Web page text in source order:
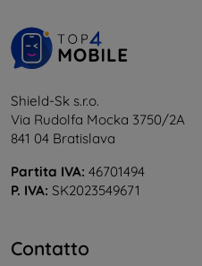
Shield-Sk s.r.o.
Via Rudolfa Mocka 3750/2A
841 04 Bratislava
Partita IVA: 46701494
P. IVA: SK2023549671
Contatto